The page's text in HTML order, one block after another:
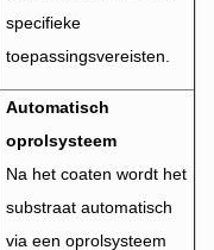
specifieke
toepassingsvereisten.
Automatisch
oprolsysteem
Na het coaten wordt het
substraat automatisch
via een oprolsysteem